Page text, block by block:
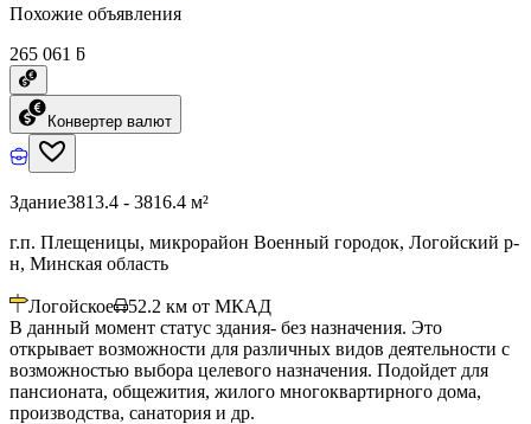
Похожие объявления
265 061 ƃ
Конвертер валют
Здание3813.4 - 3816.4 м²
г.п. Плещеницы, микрорайон Военный городок, Логойский р-
н, Минская область
Логойское 52.2 км от МКАД
В данный момент статус здания- без назначения. Это
открывает возможности для различных видов деятельности с
возможностью выбора целевого назначения. Подойдет для
пансионата, общежития, жилого многоквартирного дома,
производства, санатория и др.